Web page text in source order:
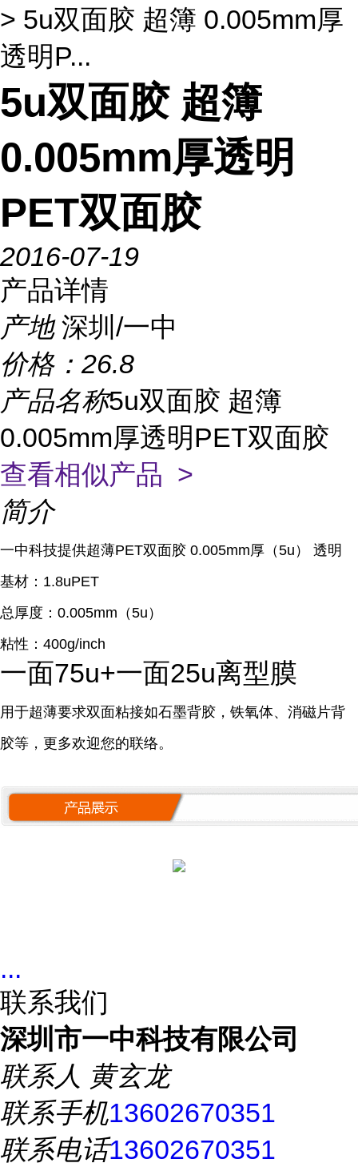
> 5u双面胶 超簿 0.005mm厚
透明P...
5u双面胶 超簿
0.005mm厚透明
PET双面胶
2016-07-19
产品详情
产地 深圳/一中
价格： 26.8
产品名称5u双面胶 超簿
0.005mm厚透明PET双面胶
查看相似产品 >
简介
一中科技提供超薄PET双面胶 0.005mm厚（5u） 透明
基材：1.8uPET
总厚度：0.005mm（5u）
粘性：400g/inch
一面75u+一面25u离型膜
用于超薄要求双面粘接如石墨背胶，铁氧体、消磁片背
胶等，更多欢迎您的联络。
...
联系我们
深圳市一中科技有限公司
联系人 黄玄龙
联系手机13602670351
联系电话13602670351